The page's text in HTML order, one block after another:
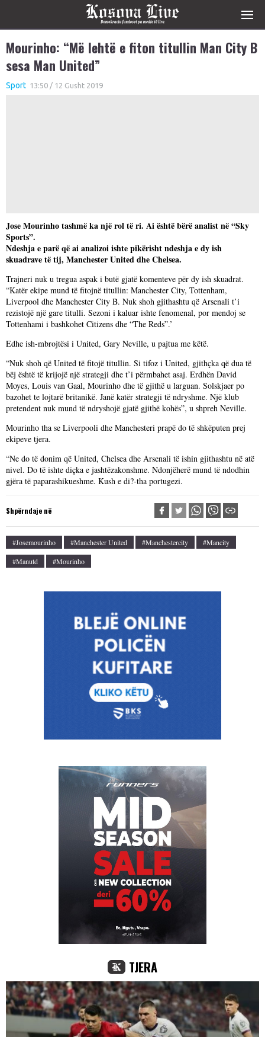
Mourinho: “Më lehtë e fiton titullin Man City B
sesa Man United”
Sport 13:50 / 12 Gusht 2019
Jose Mourinho tashmë ka një rol të ri. Ai është bërë analist në “Sky
Sports”.
Ndeshja e parë që ai analizoi ishte pikërisht ndeshja e dy ish
skuadrave të tij, Manchester United dhe Chelsea.
Trajneri nuk u tregua aspak i butë gjatë komenteve për dy ish skuadrat.
“Katër ekipe mund të fitojnë titullin: Manchester City, Tottenham,
Liverpool dhe Manchester City B. Nuk shoh gjithashtu që Arsenali t’i
rezistojë një gare titulli. Sezoni i kaluar ishte fenomenal, por mendoj se
Tottenhami i bashkohet Citizens dhe “The Reds”.’
Edhe ish-mbrojtësi i United, Gary Neville, u pajtua me këtë.
“Nuk shoh që United të fitojë titullin. Si tifoz i United, gjithçka që dua të
bëj është të krijojë një strategji dhe t’i përmbahet asaj. Erdhën David
Moyes, Louis van Gaal, Mourinho dhe të gjithë u larguan. Solskjaer po
bazohet te lojtarë britanikë. Janë katër strategji të ndryshme. Një klub
pretendent nuk mund të ndryshojë gjatë gjithë kohës”, u shpreh Neville.
Mourinho tha se Liverpooli dhe Manchesteri prapë do të shkëputen prej
ekipeve tjera.
“Ne do të donim që United, Chelsea dhe Arsenali të ishin gjithashtu në atë
nivel. Do të ishte diçka e jashtëzakonshme. Ndonjëherë mund të ndodhin
gjëra të paparashikueshme. Kush e di?-tha portugezi.
Shpërndaje në
#josemourinho #Manchester United #manchestercity
#mancity
#manutd
#mourinho
TJERA